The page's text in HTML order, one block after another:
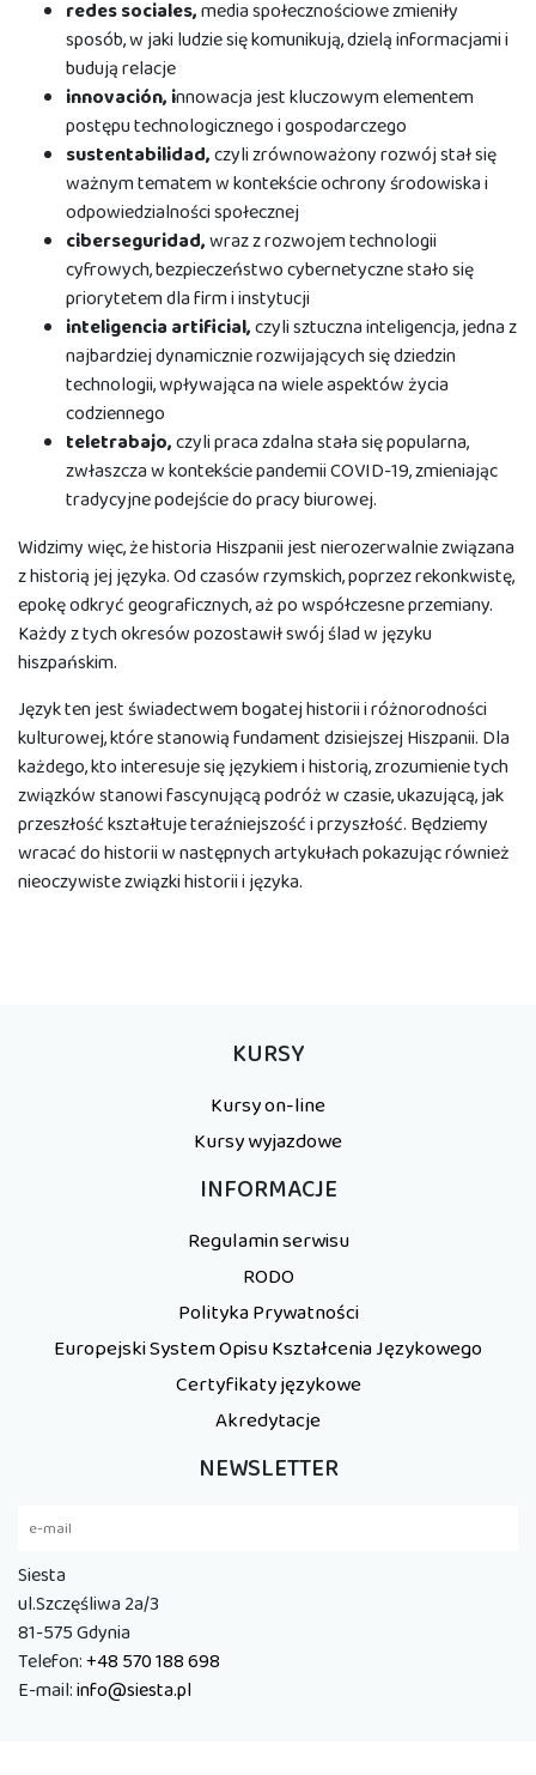
redes sociales,media społecznościowe zmieniły
sposób, w jaki ludzie się komunikują, dzielą informacjami i
budują relacje
innovación, innowacja jest kluczowym elementem
postępu technologicznego i gospodarczego
sustentabilidad,czyli zrównoważony rozwój stał się
ważnym tematem w kontekście ochrony środowiska i
odpowiedzialności społecznej
ciberseguridad,wraz z rozwojem technologii
cyfrowych, bezpieczeństwo cybernetyczne stało się
priorytetem dla firm i instytucji
inteligencia artificial,czyli sztuczna inteligencja, jedna z
najbardziej dynamicznie rozwijających się dziedzin
technologii, wpływająca na wiele aspektów życia
codziennego
teletrabajo,czyli praca zdalna stała się popularna,
zwłaszcza w kontekście pandemii COVID-19, zmieniając
tradycyjne podejście do pracy biurowej.
Widzimy więc, że historia Hiszpanii jest nierozerwalnie związana
z historią jej języka. Od czasów rzymskich, poprzez rekonkwistę,
epokę odkryć geograficznych, aż po współczesne przemiany.
Każdy z tych okresów pozostawił swój ślad w języku
hiszpańskim.
Język ten jest świadectwem bogatej historii i różnorodności
kulturowej, które stanowią fundament dzisiejszej Hiszpanii. Dla
każdego, kto interesuje się językiem i historią, zrozumienie tych
związków stanowi fascynującą podróż w czasie, ukazującą, jak
przeszłość kształtuje teraźniejszość i przyszłość. Będziemy
wracać do historii w następnych artykułach pokazując również
nieoczywiste związki historii i języka.
KURSY
Kursy on-line
Kursy wyjazdowe
INFORMACJE
Regulamin serwisu
RODO
Polityka Prywatności
Europejski System Opisu Kształcenia Językowego
Certyfikaty językowe
Akredytacje
NEWSLETTER
Siesta
ul.Szczęśliwa 2a/3
81-575 Gdynia
Telefon:+48 570 188 698
E-mail:info@siesta.pl